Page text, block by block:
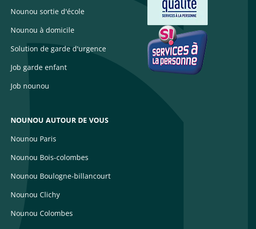
Nounou sortie d'école
Nounou à domicile
Solution de garde d'urgence
Job garde enfant
Job nounou
NOUNOU AUTOUR DE VOUS
Nounou Paris
Nounou Bois-colombes
Nounou Boulogne-billancourt
Nounou Clichy
Nounou Colombes